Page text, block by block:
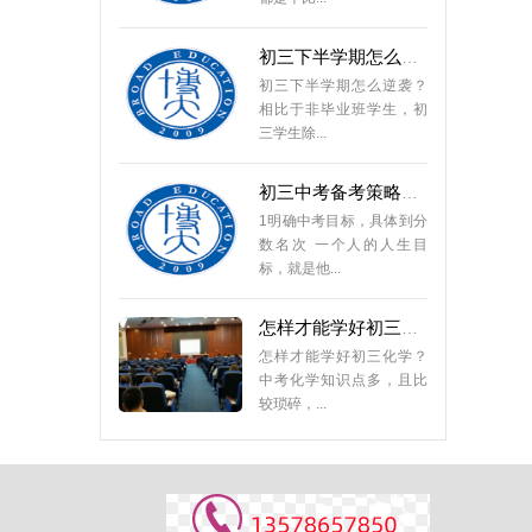
初三下半学期怎么逆袭？
相比于非毕业班学生，初
三学生除...
1明确中考目标，具体到分
数名次 一个人的人生目
标，就是他...
怎样才能学好初三化学？
中考化学知识点多，且比
较琐碎，...
初三英语一对一哪个好？
一对一辅导是否真的有
用？总的来...